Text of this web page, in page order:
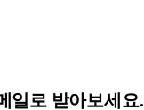
일로 받아보세요.